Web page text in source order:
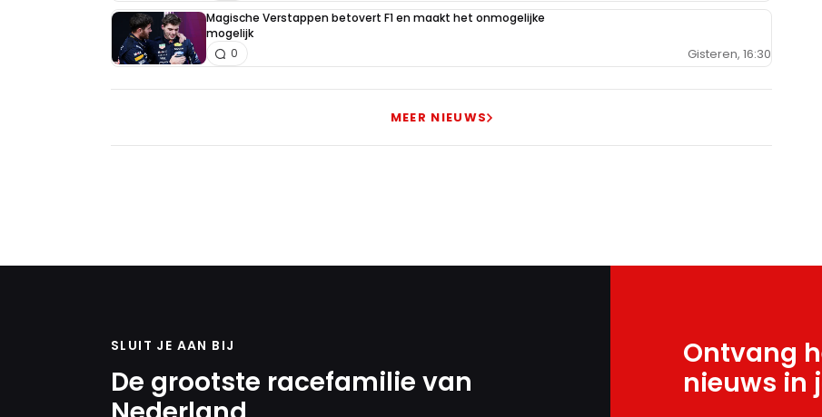
Magische Verstappen betovert F1 en maakt het onmogelijke
mogelijk
Gisteren, 16:30
0
MEER NIEUWS
SLUIT JE AAN BIJ
De grootste racefamilie van
Ontvang
nieuws in